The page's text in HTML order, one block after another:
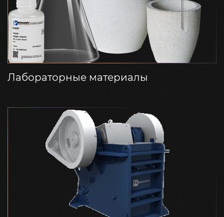
Лабораторные материалы